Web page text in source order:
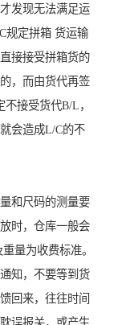
发现无法满足运
规定拼箱 货运输
接接受拼箱货的
，而由货代再签
接受货代B/L，
会造成L/C的不
和尺码的测量要
时，仓库一般会
量为收费标准。
知，不要等到货
回来，往往时间